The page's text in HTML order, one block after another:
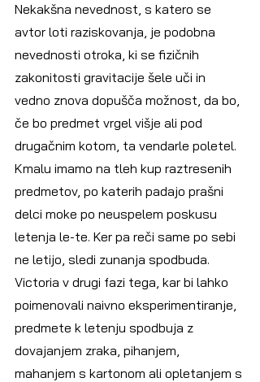
Nekakšna nevednost, s katero se
avtor loti raziskovanja, je podobna
nevednosti otroka, ki se fizičnih
zakonitosti gravitacije šele uči in
vedno znova dopušča možnost, da bo,
če bo predmet vrgel višje ali pod
drugačnim kotom, ta vendarle poletel.
Kmalu imamo na tleh kup raztresenih
predmetov, po katerih padajo prašni
delci moke po neuspelem poskusu
letenja le-te. Ker pa reči same po sebi
ne letijo, sledi zunanja spodbuda.
Victoria v drugi fazi tega, kar bi lahko
poimenovali naivno eksperimentiranje,
predmete k letenju spodbuja z
dovajanjem zraka, pihanjem,
mahanjem s kartonom ali opletanjem s